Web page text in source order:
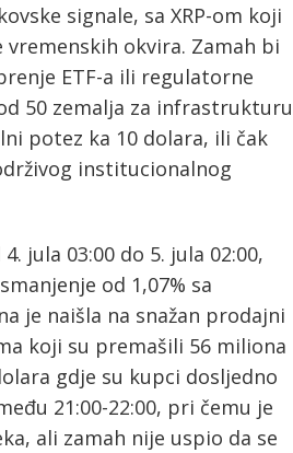
signale, sa XRP-om koji
okvira. Zamah bi
ETF-a ili regulatorne
50 zemalja za infrastrukturu
potez ka 10 dolara, ili čak
institucionalnog
jula 03:00 do 5. jula 02:00,
od 1,07% sa
je naišla na snažan prodajni
koji su premašili 56 miliona
gdje su kupci dosljedno
21:00-22:00, pri čemu je
ali zamah nije uspio da se